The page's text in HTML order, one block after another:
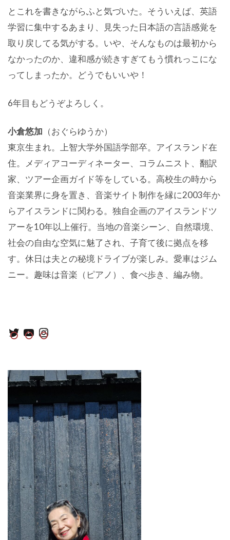
とこれを書きながらふと気づいた。そういえば、英語
学習に集中するあまり、見失った日本語の言語感覚を
取り戻してる気がする。いや、そんなものは最初から
なかったのか、違和感が続きすぎてもう慣れっこにな
ってしまったか。どうでもいいや！
6年目もどうぞよろしく。
小倉悠加 （おぐらゆうか）
東京生まれ。上智大学外国語学部卒。アイスランド在
住。メディアコーディネーター、コラムニスト、翻訳
家、ツアー企画ガイド等をしている。高校生の時から
音楽業界に身を置き、音楽サイト制作を縁に2003年か
らアイスランドに関わる。独自企画のアイスランドツ
アーを10年以上催行。当地の音楽シーン、自然環境、
社会の自由な空気に魅了され、子育て後に拠点を移
す。休日は夫との秘境ドライブが楽しみ。愛車はジム
ニー。趣味は音楽（ピアノ）、食べ歩き、編み物。
Twitter YouTube Instagram